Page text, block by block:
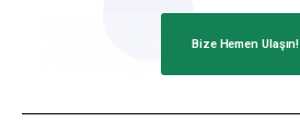
Bize Hemen Ulaşın!